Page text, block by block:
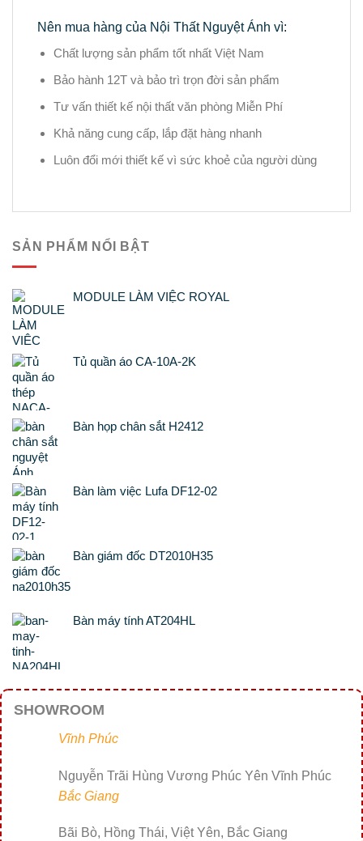
Nên mua hàng của Nội Thất Nguyệt Ánh vì:
Chất lượng sản phẩm tốt nhất Việt Nam
Bảo hành 12T và bảo trì trọn đời sản phẩm
Tư vấn thiết kế nội thất văn phòng Miễn Phí
Khả năng cung cấp, lắp đặt hàng nhanh
Luôn đổi mới thiết kế vì sức khoẻ của người dùng
SẢN PHẨM NỔI BẬT
MODULE LÀM VIỆC ROYAL
Tủ quần áo CA-10A-2K
Bàn họp chân sắt H2412
Bàn làm việc Lufa DF12-02
Bàn giám đốc DT2010H35
Bàn máy tính AT204HL
SHOWROOM
Vĩnh Phúc
Nguyễn Trãi Hùng Vương Phúc Yên Vĩnh Phúc
Bắc Giang
Bãi Bò, Hồng Thái, Việt Yên, Bắc Giang